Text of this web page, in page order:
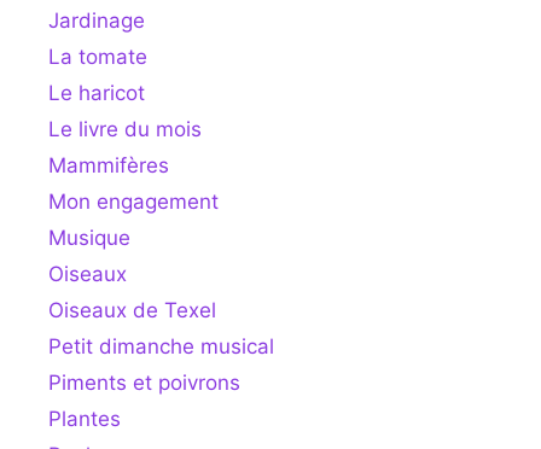
Jardinage
La tomate
Le haricot
Le livre du mois
Mammifères
Mon engagement
Musique
Oiseaux
Oiseaux de Texel
Petit dimanche musical
Piments et poivrons
Plantes